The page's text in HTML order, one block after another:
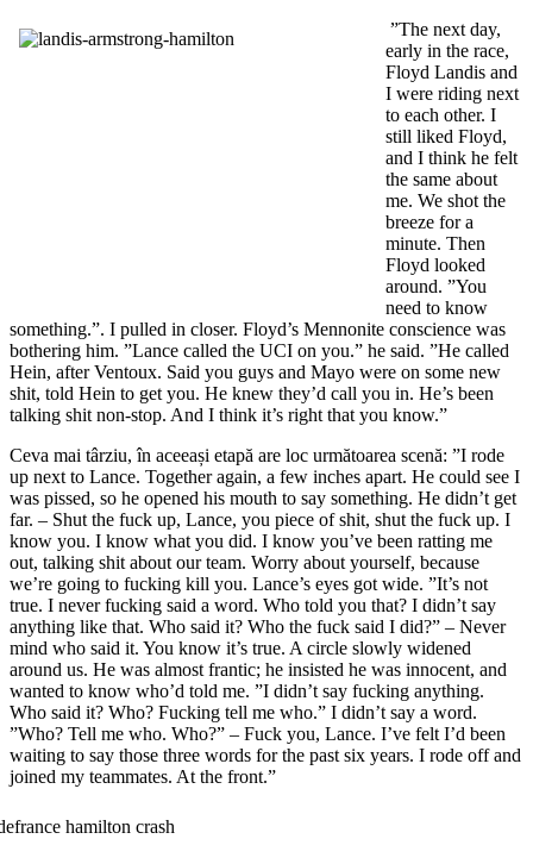
”The next day,
early in the race,
Floyd Landis and
I were riding next
to each other. I
still liked Floyd,
and I think he felt
the same about
me. We shot the
breeze for a
minute. Then
Floyd looked
around. ”You
need to know
something.”. I pulled in closer. Floyd’s Mennonite conscience was
bothering him. ”Lance called the UCI on you.” he said. ”He called
Hein, after Ventoux. Said you guys and Mayo were on some new
shit, told Hein to get you. He knew they’d call you in. He’s been
talking shit non-stop. And I think it’s right that you know.”
Ceva mai târziu, în aceeași etapă are loc următoarea scenă: ”I rode
up next to Lance. Together again, a few inches apart. He could see I
was pissed, so he opened his mouth to say something. He didn’t get
far. – Shut the fuck up, Lance, you piece of shit, shut the fuck up. I
know you. I know what you did. I know you’ve been ratting me
out, talking shit about our team. Worry about yourself, because
we’re going to fucking kill you. Lance’s eyes got wide. ”It’s not
true. I never fucking said a word. Who told you that? I didn’t say
anything like that. Who said it? Who the fuck said I did?” – Never
mind who said it. You know it’s true. A circle slowly widened
around us. He was almost frantic; he insisted he was innocent, and
wanted to know who’d told me. ”I didn’t say fucking anything.
Who said it? Who? Fucking tell me who.” I didn’t say a word.
”Who? Tell me who. Who?” – Fuck you, Lance. I’ve felt I’d been
waiting to say those three words for the past six years. I rode off and
joined my teammates. At the front.”